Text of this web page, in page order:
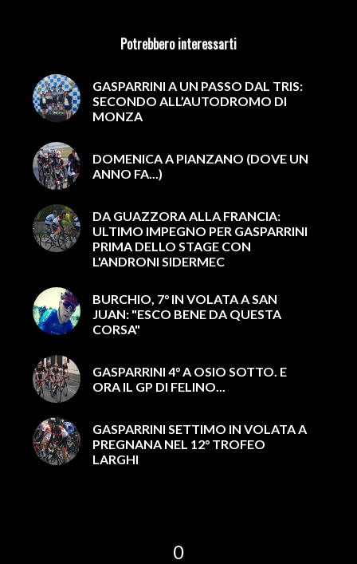
Potrebbero interessarti
GASPARRINI A UN PASSO DAL TRIS:
SECONDO ALL’AUTODROMO DI
MONZA
DOMENICA A PIANZANO (DOVE UN
ANNO FA...)
DA GUAZZORA ALLA FRANCIA:
ULTIMO IMPEGNO PER GASPARRINI
PRIMA DELLO STAGE CON
L'ANDRONI SIDERMEC
BURCHIO, 7° IN VOLATA A SAN
JUAN: "ESCO BENE DA QUESTA
CORSA"
GASPARRINI 4° A OSIO SOTTO. E
ORA IL GP DI FELINO...
GASPARRINI SETTIMO IN VOLATA A
PREGNANA NEL 12° TROFEO
LARGHI
0